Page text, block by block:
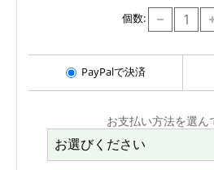
個数:
PayPalで決済
お支払い方法を選ん